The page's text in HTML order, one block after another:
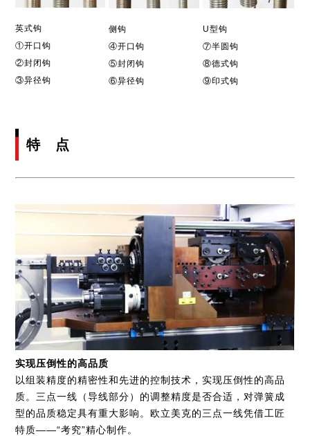
英式钩
①开口钩
②封闭钩
③异径钩
侧钩
④开口钩
⑤封闭钩
⑥异径钩
U型钩
⑦半圆钩
⑧德式钩
⑨印式钩
特 点
实现压倒性的高品质
以组装精度的精密性和先进的控制技术，实现压倒性的高品
质。三点一线（导线部分）的调整精度是否合适，对弹簧成
型的品质稳定具有重大影响。欧立美克的三点一线凭借工匠
特质——“考究”精心制作。